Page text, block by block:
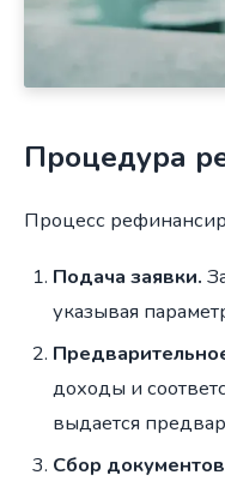
Процедура
Процесс
Подача заявки.
указывая
доходы и
выдается
Сбор